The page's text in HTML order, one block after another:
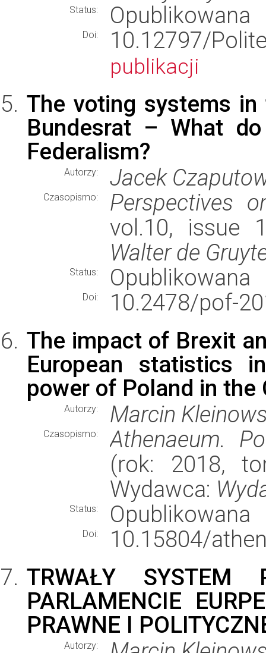
Status: Opublikowana
Doi: 10.12797/
publikacji
The voting systems
Bundesrat – What
Federalism?
Autorzy: Jacek
Czasopismo:
Perspectives
vol.10, issue
Walter de
Status: Opublikowana
Doi:
10.2478/pof-
The impact of Brexit
European statistics
power of Poland in the
Autorzy: Marcin
Czasopismo:
Athenaeum.
(rok: 2018,
Wydawca:
Status: Opublikowana
Doi:
10.15804/
TRWAŁY SYSTEM
PARLAMENCIE
PRAWNE I
Autorzy: